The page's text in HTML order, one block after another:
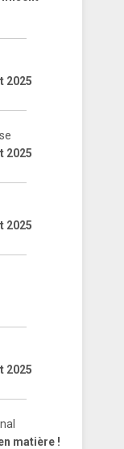
2025
2025
2025
2025
matière !